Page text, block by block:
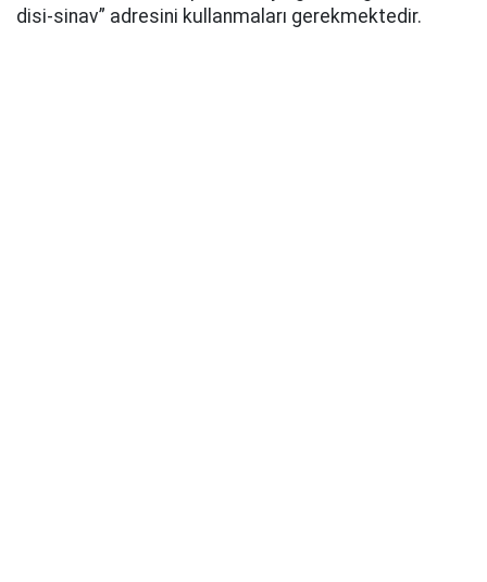
disi-sinav” adresini kullanmaları gerekmektedir.